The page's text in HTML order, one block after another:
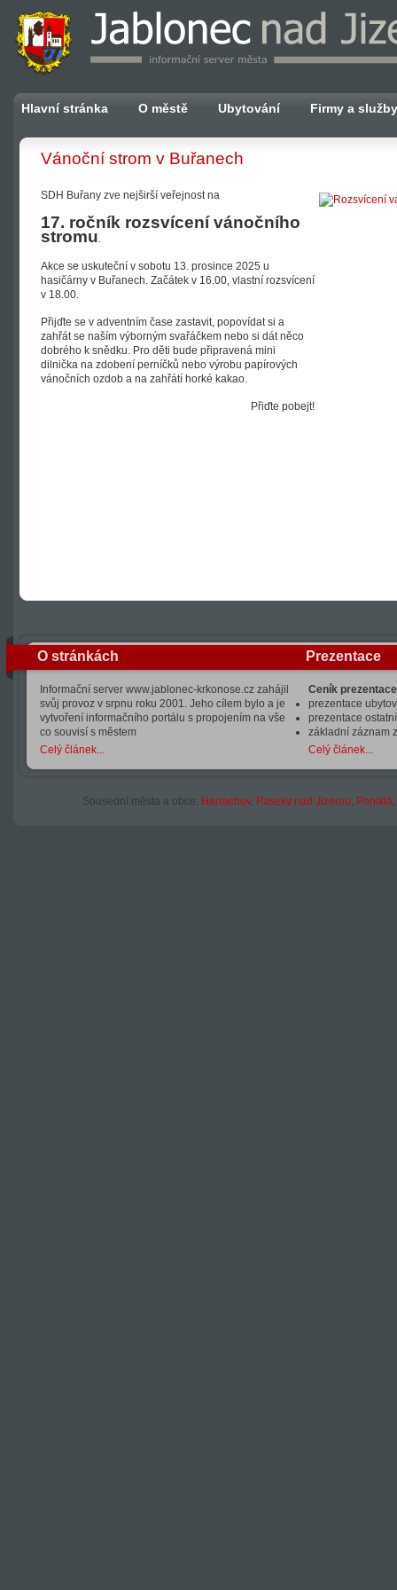
Hlavní stránka O městě Ubytování Firmy a služby
Vánoční strom v Buřanech
SDH Buřany zve nejširší veřejnost na
17. ročník rozsvícení vánočního
stromu.
Akce se uskuteční v sobotu 13. prosince 2025 u
hasičárny v Buřanech. Začátek v 16.00, vlastní rozsvícení
v 18.00.
Přijďte se v adventním čase zastavit, popovídat si a
zahřát se naším výborným svařáčkem nebo si dát něco
dobrého k snědku. Pro děti bude připravená mini
dilnička na zdobení perníčků nebo výrobu papírových
vánočních ozdob a na zahřátí horké kakao.
Přiďte pobejt!
O stránkách
Informační server www.jablonec-krkonose.cz zahájil
svůj provoz v srpnu roku 2001. Jeho cílem bylo a je
vytvoření informačního portálu s propojením na vše
co souvisí s městem
Celý článek...
Prezentace
Ceník
prezentace
prezentace
základní záznam
Celý článek...
Sousední města a obce: Harrachov, Paseky nad Jizerou, Poniklá,